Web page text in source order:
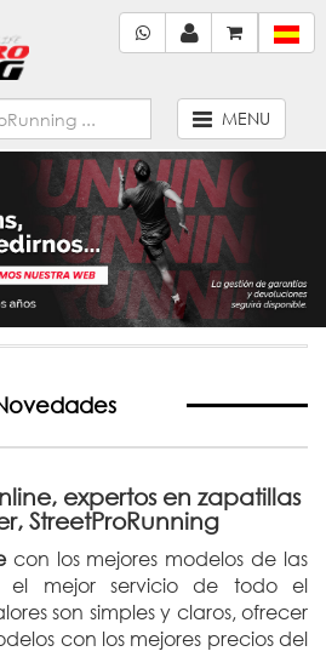
MENU
expertos en zapatillas
StreetProRunning
con los mejores modelos de las
el mejor servicio de todo el
son simples y claros, ofrecer
con los mejores precios del